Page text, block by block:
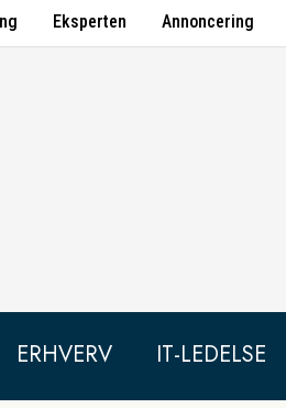
Eksperten Annoncering
ERHVERV IT-LEDELSE